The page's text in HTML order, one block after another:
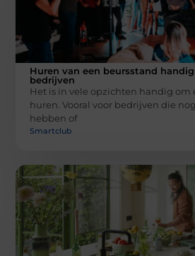
Huren van een beursstand
bedrijven
Het is in vele opzichten handig om
huren. Vooral voor bedrijven die
hebben of
Smartclub